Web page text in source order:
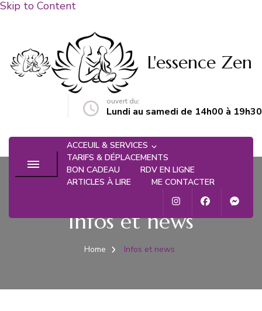
Skip to Content
L'essence Zen
ouvert du:
Lundi au samedi de 14h00 à 19h30
ACCEUIL & SERVICES
TARIFS & DÉPLACEMENTS
BON CADEAU
RDV EN LIGNE
ARTICLES À LIRE
ME CONTACTER
Infos et news
Home Infos et news